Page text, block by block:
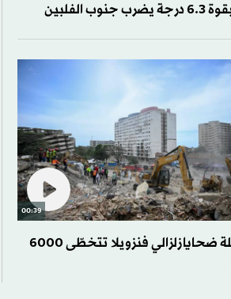
جنوب الفلبين
00:39
حصيلة ضحايا زلزالي فنزويلا تتخطّى 6000